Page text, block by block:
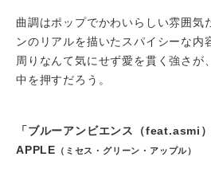
曲調はポップでかわいらしい雰囲気
ンのリアルを描いたスパイシーな内
周りなんて気にせず愛を貫く強さが
中を押すだろう。
「ブルーアンビエンス（feat.asmi
APPLE （ミセス・グリーン・アップル）